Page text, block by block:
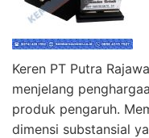
Keren PT Putra
menjelang
produk pengaruh.
dimensi substansial